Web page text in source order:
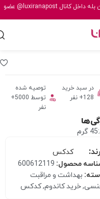
بله داخل کانال@luxiranapost عضو
در سبد خرید
128+ نفر
توصیه شده
توسط 5000+
نفر
کدکس
محصول: 600612119
بهداشت و مراقبت
,خرید کاندوم,کدکس